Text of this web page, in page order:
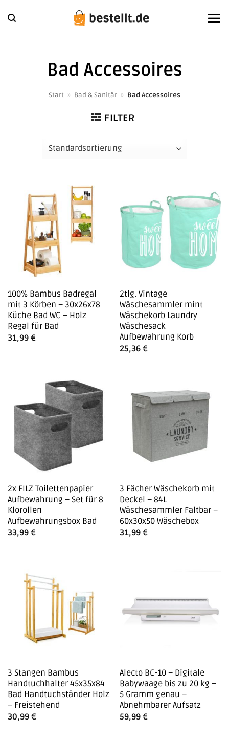
Inhalt
Bad Accessoires
Start » Bad & Sanitär » Bad Accessoires
FILTER
100% Bambus Badregal
mit 3 Körben – 30x26x78
Küche Bad WC – Holz
Regal für Bad
31,99 €
2tlg. Vintage
Wäschesammler mint
Wäschekorb Laundry
Wäschesack
Aufbewahrung Korb
25,36 €
2x FILZ Toilettenpapier
Aufbewahrung – Set für 8
Klorollen
Aufbewahrungsbox Bad
33,99 €
3 Fächer Wäschekorb mit
Deckel – 84L
Wäschesammler Faltbar –
60x30x50 Wäschebox
31,99 €
3 Stangen Bambus
Handtuchhalter 45x35x84
Bad Handtuchständer Holz
– Freistehend
30,99 €
Alecto BC-10 – Digitale
Babywaage bis zu 20 kg –
5 Gramm genau –
Abnehmbarer Aufsatz
59,99 €